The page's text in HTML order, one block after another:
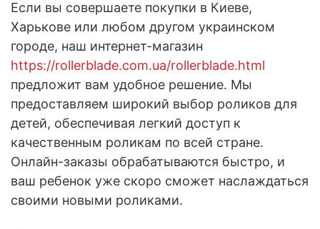
Если вы совершаете покупки в Киеве,
Харькове или любом другом украинском
городе, наш интернет-магазин
https://rollerblade.com.ua/rollerblade.html
предложит вам удобное решение. Мы
предоставляем широкий выбор роликов для
детей, обеспечивая легкий доступ к
качественным роликам по всей стране.
Онлайн-заказы обрабатываются быстро, и
ваш ребенок уже скоро сможет наслаждаться
своими новыми роликами.